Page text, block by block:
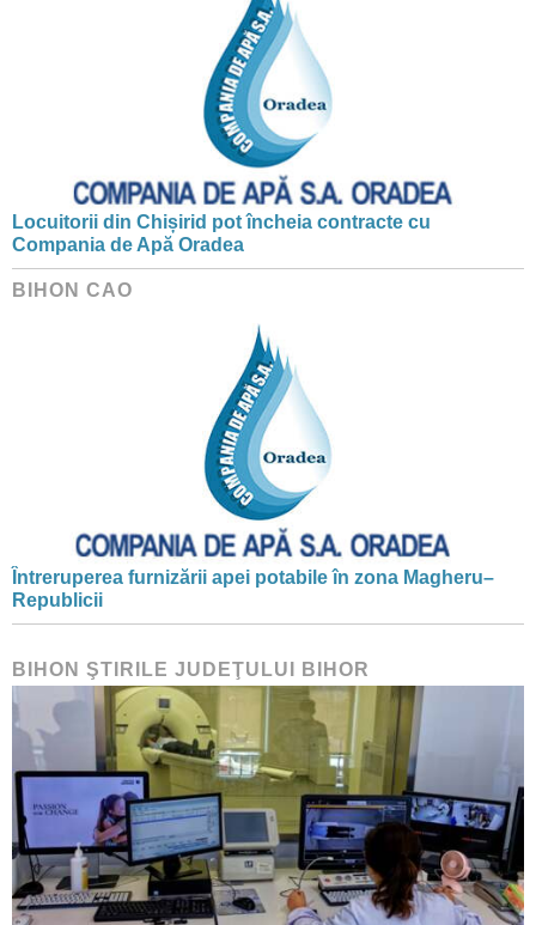
Locuitorii din Chișirid pot încheia contracte cu
Compania de Apă Oradea
BIHON CAO
Întreruperea furnizării apei potabile în zona Magheru–
Republicii
BIHON ŞTIRILE JUDEŢULUI BIHOR